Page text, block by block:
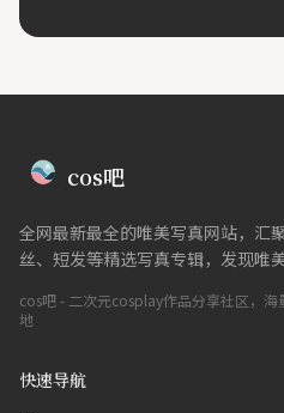
cos吧
全网最新最全的唯美写真网站，汇
丝、短发等精选写真专辑，发现唯美
cos吧 - 二次元cosplay作品分享社区，
地
快速导航